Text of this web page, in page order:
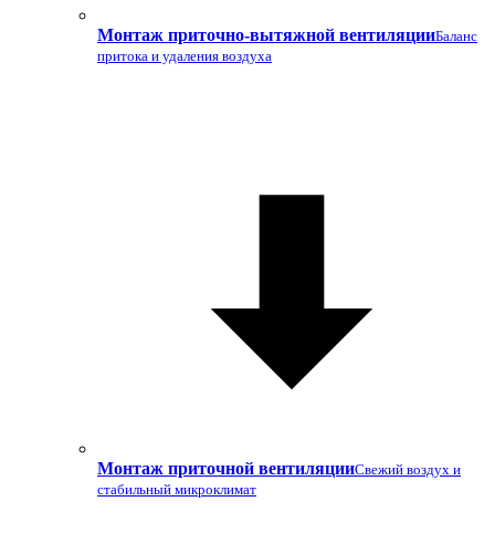
Монтаж приточно-вытяжной вентиляцииБаланс
притока и удаления воздуха
Монтаж приточной вентиляцииСвежий воздух и
стабильный микроклимат